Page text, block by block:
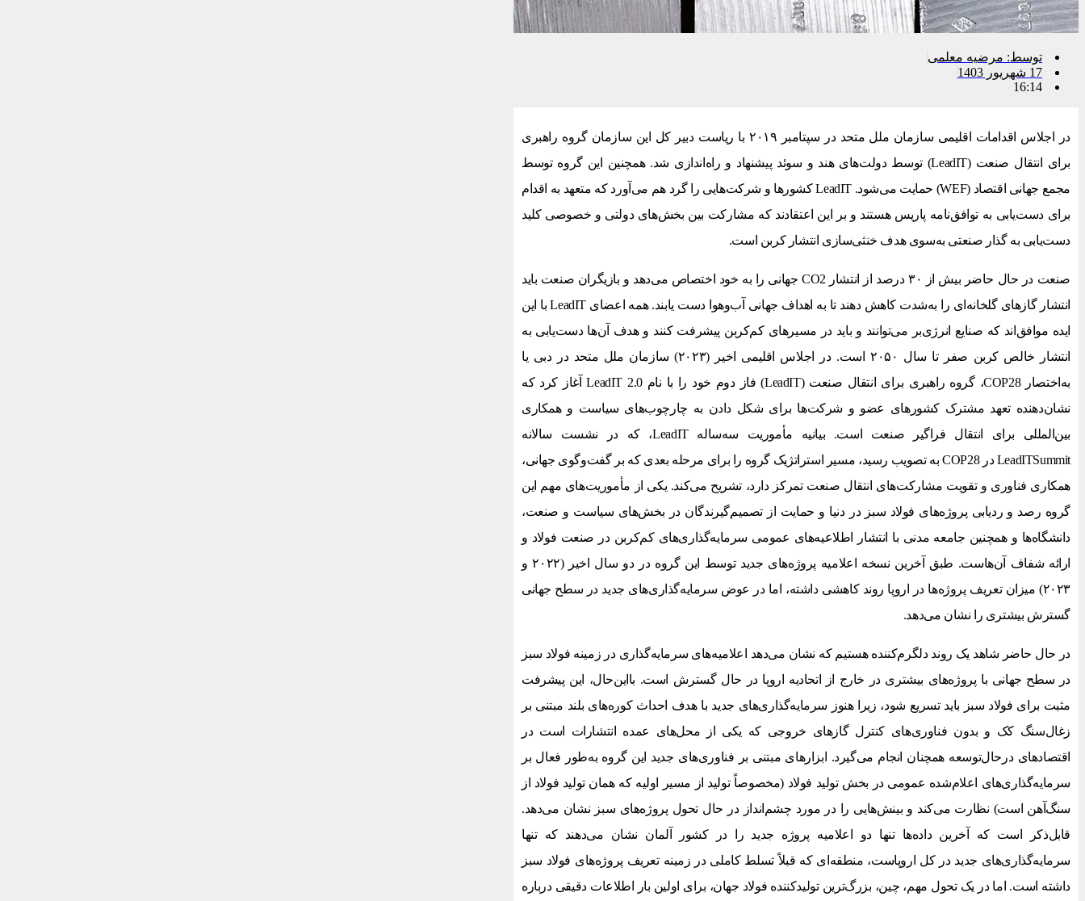
توسط: مرضیه معلمی
17 شهریور 1403
16:14
در اجلاس اقدامات اقلیمی سازمان ملل متحد در سپتامبر ۲۰۱۹ با ریاست دبیر کل این سازمان گروه راهبری
برای انتقال صنعت (LeadIT) توسط دولت‌های هند و سوئد پیشنهاد و راه‌اندازی شد. همچنین این گروه توسط
مجمع جهانی اقتصاد (WEF) حمایت می‌شود. LeadIT کشورها و شرکت‌هایی را گرد هم می‌آورد که متعهد به اقدام
برای دست‌یابی به توافق‌نامه پاریس هستند و بر این اعتقادند که مشارکت بین بخش‌های دولتی و خصوصی کلید
دست‌یابی به گذار صنعتی به‌سوی هدف خنثی‌سازی انتشار کربن است.
صنعت در حال حاضر بیش از ۳۰ درصد از انتشار CO2 جهانی را به خود اختصاص می‌دهد و بازیگران صنعت باید
انتشار گازهای گلخانه‌ای را به‌شدت کاهش دهند تا به اهداف جهانی آب‌وهوا دست یابند. همه اعضای LeadIT با این
ایده موافق‌اند که صنایع انرژی‌بر می‌توانند و باید در مسیرهای کم‌کربن پیشرفت کنند و هدف آن‌ها دست‌یابی به
انتشار خالص کربن صفر تا سال ۲۰۵۰ است. در اجلاس اقلیمی اخیر (۲۰۲۳) سازمان ملل متحد در دبی یا
به‌اختصار COP28، گروه راهبری برای انتقال صنعت (LeadIT) فاز دوم خود را با نام LeadIT 2.0 آغاز کرد که
نشان‌دهنده تعهد مشترک کشورهای عضو و شرکت‌ها برای شکل دادن به چارچوب‌های سیاست و همکاری
بین‌المللی برای انتقال فراگیر صنعت است. بیانیه مأموریت سه‌ساله LeadIT، که در نشست سالانه
LeadITSummit در COP28 به تصویب رسید، مسیر استراتژیک گروه را برای مرحله بعدی که بر گفت‌وگوی جهانی،
همکاری فناوری و تقویت مشارکت‌های انتقال صنعت تمرکز دارد، تشریح می‌کند. یکی از مأموریت‌های مهم این
گروه رصد و ردیابی پروژه‌های فولاد سبز در دنیا و حمایت از تصمیم‌گیرندگان در بخش‌های سیاست و صنعت،
دانشگاه‌ها و همچنین جامعه مدنی با انتشار اطلاعیه‌های عمومی سرمایه‌گذاری‌های کم‌کربن در صنعت فولاد و
ارائه شفاف آن‌هاست. طبق آخرین نسخه اعلامیه پروژه‌های جدید توسط این گروه در دو سال اخیر (۲۰۲۲ و
۲۰۲۳) میزان تعریف پروژه‌ها در اروپا روند کاهشی داشته، اما در عوض سرمایه‌گذاری‌های جدید در سطح جهانی
گسترش بیشتری را نشان می‌دهد.
در حال حاضر شاهد یک روند دلگرم‌کننده هستیم که نشان می‌دهد اعلامیه‌های سرمایه‌گذاری در زمینه فولاد سبز
در سطح جهانی با پروژه‌های بیشتری در خارج از اتحادیه اروپا در حال گسترش است. بااین‌حال، این پیشرفت
مثبت برای فولاد سبز باید تسریع شود، زیرا هنوز سرمایه‌گذاری‌های جدید با هدف احداث کوره‌های بلند مبتنی بر
زغال‌سنگ کک و بدون فناوری‌های کنترل گازهای خروجی که یکی از محل‌های عمده انتشارات است در
اقتصادهای درحال‌توسعه همچنان انجام می‌گیرد. ابزارهای مبتنی بر فناوری‌های جدید این گروه به‌طور فعال بر
سرمایه‌گذاری‌های اعلام‌شده عمومی در بخش تولید فولاد (مخصوصاً تولید از مسیر اولیه که همان تولید فولاد از
سنگ‌آهن است) نظارت می‌کند و بینش‌هایی را در مورد چشم‌انداز در حال تحول پروژه‌های سبز نشان می‌دهد.
قابل‌ذکر است که آخرین داده‌ها تنها دو اعلامیه پروژه جدید را در کشور آلمان نشان می‌دهند که تنها
سرمایه‌گذاری‌های جدید در کل اروپاست، منطقه‌ای که قبلاً تسلط کاملی در زمینه تعریف پروژه‌های فولاد سبز
داشته است. اما در یک تحول مهم، چین، بزرگ‌ترین تولیدکننده فولاد جهان، برای اولین بار اطلاعات دقیقی درباره